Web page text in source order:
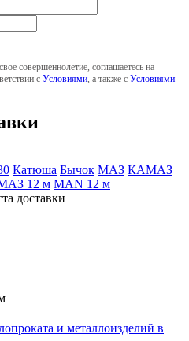
совершеннолетие, соглашаетесь на
с Условиями , а также с Условиями
Катюша Бычок МАЗ КАМАЗ
12 м MAN 12 м
доставки